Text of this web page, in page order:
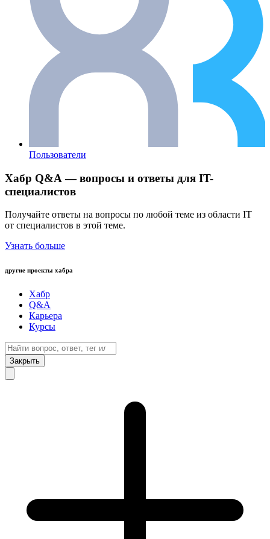
Пользователи
Хабр Q&A — вопросы и ответы для IT-
специалистов
Получайте ответы на вопросы по любой теме из области IT
от специалистов в этой теме.
Узнать больше
другие проекты хабра
Хабр
Q&A
Карьера
Курсы
Закрыть